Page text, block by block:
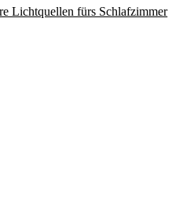
Lichtquellen fürs Schlafzimmer